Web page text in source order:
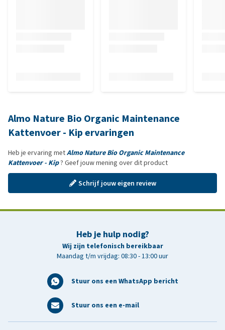
Almo Nature Bio Organic Maintenance
Kattenvoer - Kip ervaringen
Heb je ervaring metAlmo Nature Bio Organic Maintenance
Kattenvoer - Kip? Geef jouw mening over dit product
Schrijf jouw eigen review
Heb je hulp nodig?
Wij zijn telefonisch bereikbaar
Maandag t/m vrijdag: 08:30 - 13:00 uur
Stuur ons een WhatsApp bericht
Stuur ons een e-mail